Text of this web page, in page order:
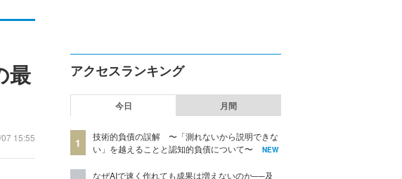
最
15:55
アクセスランキング
今日 月間
1
技術的負債の誤解 〜「測れないから説明できな
い」を越えることと認知的負債について〜
NEW
なぜAIで速く作れても成果は増えないのか──及